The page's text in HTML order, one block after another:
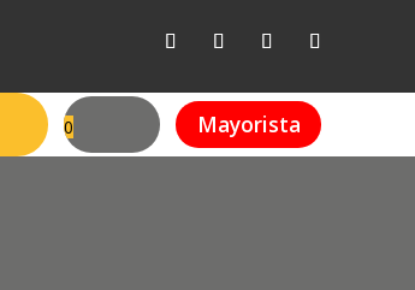
0 Mayorista